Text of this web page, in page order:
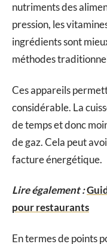
nutriments des
pression, les
ingrédients sont
méthodes
Ces appareils
considérable. La
de temps et donc
de gaz. Cela peut
facture énergétique.
Lire également :
pour restaurants
En termes de points